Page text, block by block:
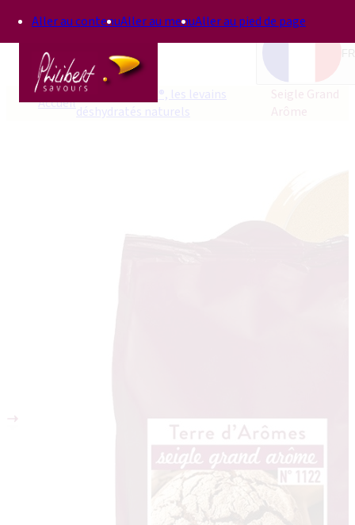
Aller au contenuAller au menuAller au pied de page
AccueilTerre d’Arômes®, les levains
déshydratés naturels
Seigle Grand
Arôme